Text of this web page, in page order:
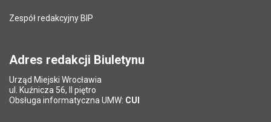
Pytanie antyspamowe
*
Pole wymagane
Zespół redakcyjny BIP
Adres redakcji Biuletynu
Urząd Miejski Wrocławia
ul. Kuźnicza 56, II piętro
Obsługa informatyczna UMW: CUI